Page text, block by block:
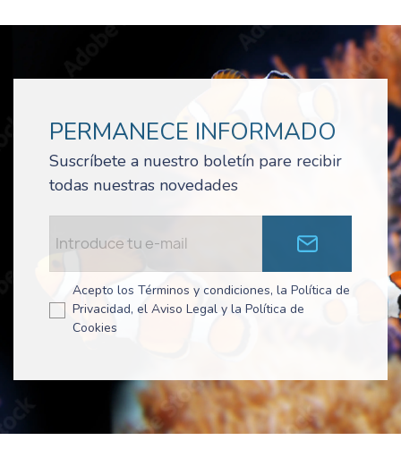
PERMANECE INFORMADO
Suscríbete a nuestro boletín pare recibir
todas nuestras novedades
Acepto los Términos y condiciones, la Política de
Privacidad, el Aviso Legal y la Política de
Cookies